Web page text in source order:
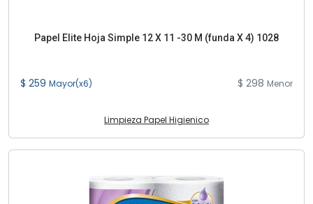
Papel Elite Hoja Simple 12 X 11 -30 M (funda X 4) 1028
$ 259 Mayor(x6) $ 298 Menor
Limpieza Papel Higienico